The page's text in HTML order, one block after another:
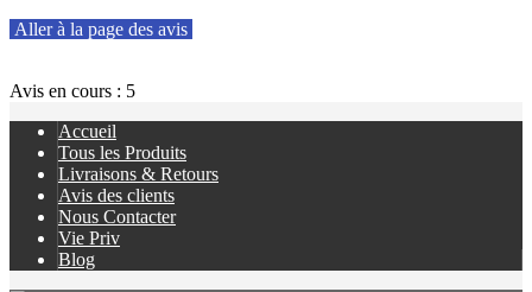
Aller à la page des avis
Avis en cours : 5
Accueil
Tous les Produits
Livraisons & Retours
Avis des clients
Nous Contacter
Vie Priv
Blog